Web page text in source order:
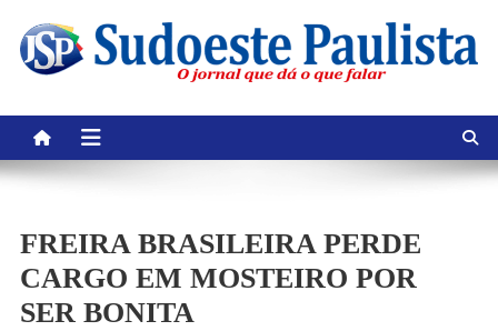
content
FREIRA BRASILEIRA PERDE
CARGO EM MOSTEIRO POR
SER BONITA